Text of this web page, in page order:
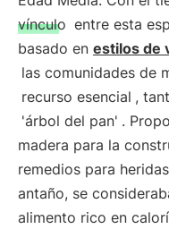
vínculo entre esta
basado en estilos de
las comunidades de
recurso esencial ,
'árbol del pan' .
madera para la
remedios para
antaño, se
alimento rico en